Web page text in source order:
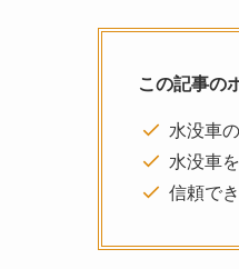
この記事の
水没車
水没車
信頼で